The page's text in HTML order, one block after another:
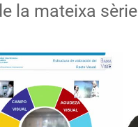
la mateixa sèrie